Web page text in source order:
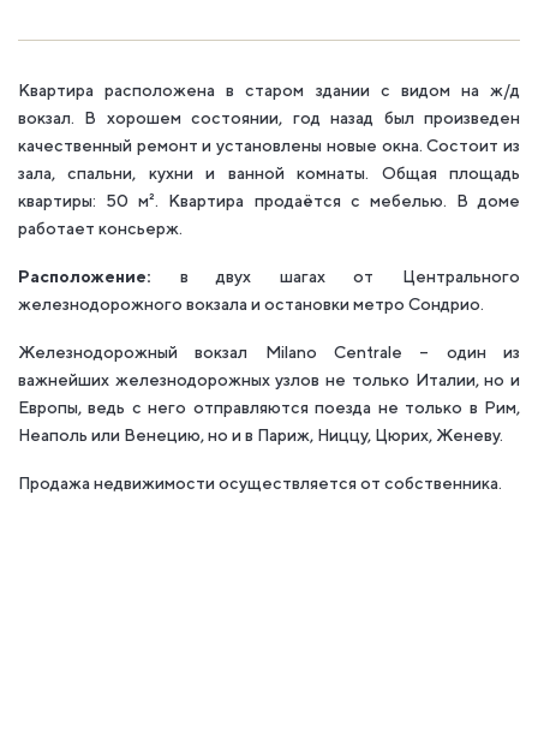
Квартира расположена в старом здании с видом на ж/д
вокзал. В хорошем состоянии, год назад был произведен
качественный ремонт и установлены новые окна. Состоит из
зала, спальни, кухни и ванной комнаты. Общая площадь
квартиры: 50 м². Квартира продаётся с мебелью. В доме
работает консьерж.
Расположение: в двух шагах от Центрального
железнодорожного вокзала и остановки метро Сондрио.
Железнодорожный вокзал Milano Centrale – один из
важнейших железнодорожных узлов не только Италии, но и
Европы, ведь с него отправляются поезда не только в Рим,
Неаполь или Венецию, но и в Париж, Ниццу, Цюрих, Женеву.
Продажа недвижимости осуществляется от собственника.